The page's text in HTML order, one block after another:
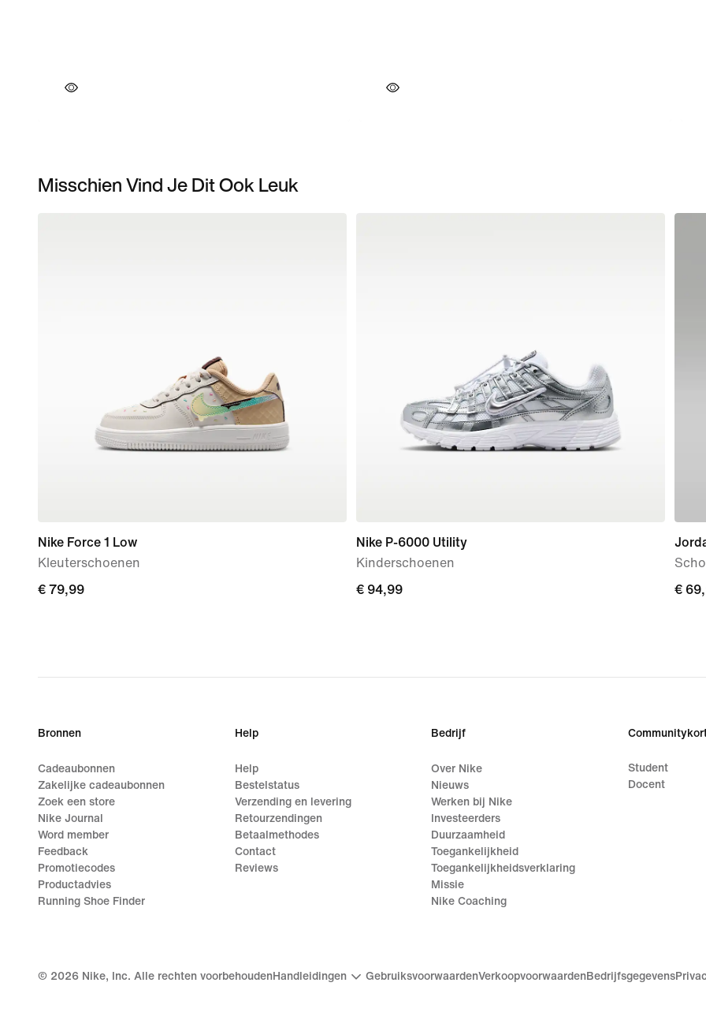
Misschien Vind Je Dit Ook Leuk
Nike Force 1 Low
Kleuterschoenen
€ 79,99
€ 79,99
Nike P-6000 Utility
Kinderschoenen
€ 94,99
€ 94,99
€
€
Bronnen
Cadeaubonnen
Zakelijke cadeaubonnen
Zoek een store
Nike Journal
Word member
Feedback
Promotiecodes
Productadvies
Running Shoe Finder
Help
Help
Bestelstatus
Verzending en levering
Retourzendingen
Betaalmethodes
Contact
Reviews
Bedrijf
Over Nike
Nieuws
Werken bij Nike
Investeerders
Duurzaamheid
Toegankelijkheid
Toegankelijkheidsverklaring
Missie
Nike Coaching
Student
Docent
© 2026 Nike, Inc. Alle rechten voorbehoudenHandleidingen GebruiksvoorwaardenVerkoopvoorwaardenBedrijfsgegevens